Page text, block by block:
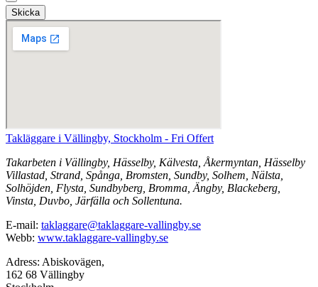
Skicka
Takläggare i Vällingby, Stockholm - Fri Offert
Takarbeten i Vällingby, Hässelby, Kälvesta, Åkermyntan, Hässelby
Villastad, Strand, Spånga, Bromsten, Sundby, Solhem, Nälsta,
Solhöjden, Flysta, Sundbyberg, Bromma, Ängby, Blackeberg,
Vinsta, Duvbo, Järfälla och Sollentuna.
E-mail: taklaggare@taklaggare-vallingby.se
Webb: www.taklaggare-vallingby.se
Adress: Abiskovägen,
162 68 Vällingby